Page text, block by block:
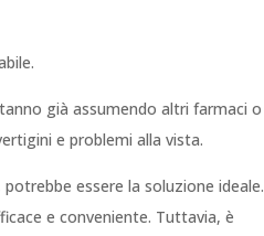
già assumendo altri farmaci o
e problemi alla vista.
essere la soluzione ideale.
e conveniente. Tuttavia, è